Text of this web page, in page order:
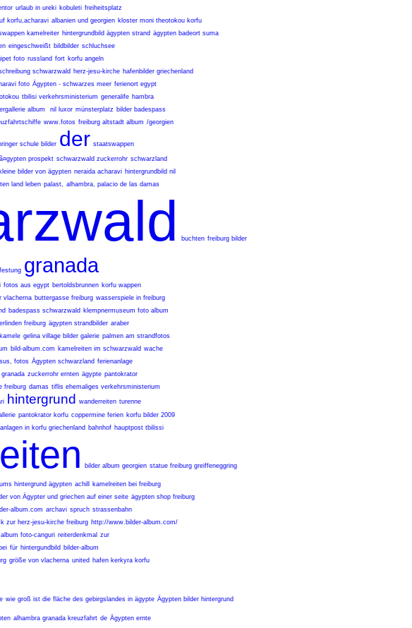
urlaub in ureki kobuleti freiheitsplatz
korfu,acharavi albanien und georgien kloster moni theotokou korfu
kamelreiter hintergrundbild ägypten strand ägypten badeort suma
eingeschweißt bildbilder schluchsee
foto russland fort korfu angeln
schwarzwald herz-jesu-kirche hafenbilder griechenland
foto Ägypten - schwarzes meer ferienort egypt
tbilisi verkehrsministerium generalife hambra
album
nil luxor münsterplatz bilder badespass
www.fotos freiburg altstadt album /georgien
schule bilder der staatswappen
ã¤gypten prospekt schwarzwald zuckerrohr schwarzland
kleine bilder von ägypten neraida acharavi hintergrundbild nil
land leben palast, alhambra, palacio de las damas
buchten freiburg bilder
festung granada
fotos aus egypt bertoldsbrunnen korfu wappen
vlacherna buttergasse freiburg wasserspiele in freiburg
badespass schwarzwald klempnermuseum foto album
freiburg ägypten strandbilder araber
gelina village bilder galerie palmen am strandfotos
bild-album.com kamelreiten im schwarzwald wache
fotos Ägypten schwarzland ferienanlage
zuckerrohr ernten ägypte pantokrator
freiburg damas tiflis ehemaliges verkehrsministerium
hintergrund wanderreiten turenne
pantokrator korfu coppermine ferien korfu bilder 2009
in korfu griechenland bahnhof hauptpost tbilissi
bilder album georgien statue freiburg greiffeneggring
hintergrund ägypten achill
kamelreiten bei freiburg
von Ägypter und griechen auf einer seite ägypten shop freiburg
album.com archavi spruch strassenbahn
zur herz-jesu-kirche freiburg http://www.bilder-album.com/
album foto-canguri reiterdenkmal zur
bei für hintergundbild bilder-album
größe von vlacherna united hafen kerkyra korfu
wie groß ist die fläche des gebirgslandes in ägypte Ägypten bilder hintergrund
alhambra granada kreuzfahrt de Ägypten ernte